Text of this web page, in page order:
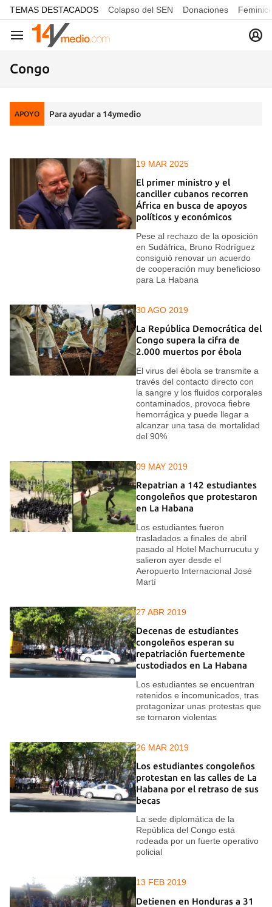
common.go-to-content
TEMAS DESTACADOS Colapso del SEN Donaciones
Navegación
Congo
APOYO Para ayudar a 14ymedio
19 MAR 2025
El primer ministro y el
canciller cubanos recorren
África en busca de apoyos
políticos y económicos
Pese al rechazo de la oposición
en Sudáfrica, Bruno Rodríguez
consiguió renovar un acuerdo
de cooperación muy beneficioso
para La Habana
30 AGO 2019
La República Democrática del
Congo supera la cifra de
2.000 muertos por ébola
El virus del ébola se transmite a
través del contacto directo con
la sangre y los fluidos corporales
contaminados, provoca fiebre
hemorrágica y puede llegar a
alcanzar una tasa de mortalidad
del 90%
09 MAY 2019
Repatrian a 142 estudiantes
congoleños que protestaron
en La Habana
Los estudiantes fueron
trasladados a finales de abril
pasado al Hotel Machurrucutu y
salieron ayer desde el
Aeropuerto Internacional José
Martí
27 ABR 2019
Decenas de estudiantes
congoleños esperan su
repatriación fuertemente
custodiados en La Habana
Los estudiantes se encuentran
retenidos e incomunicados, tras
protagonizar unas protestas que
se tornaron violentas
26 MAR 2019
Los estudiantes congoleños
protestan en las calles de La
Habana por el retraso de sus
becas
La sede diplomática de la
República del Congo está
rodeada por un fuerte operativo
policial
13 FEB 2019
Detienen en Honduras a 31